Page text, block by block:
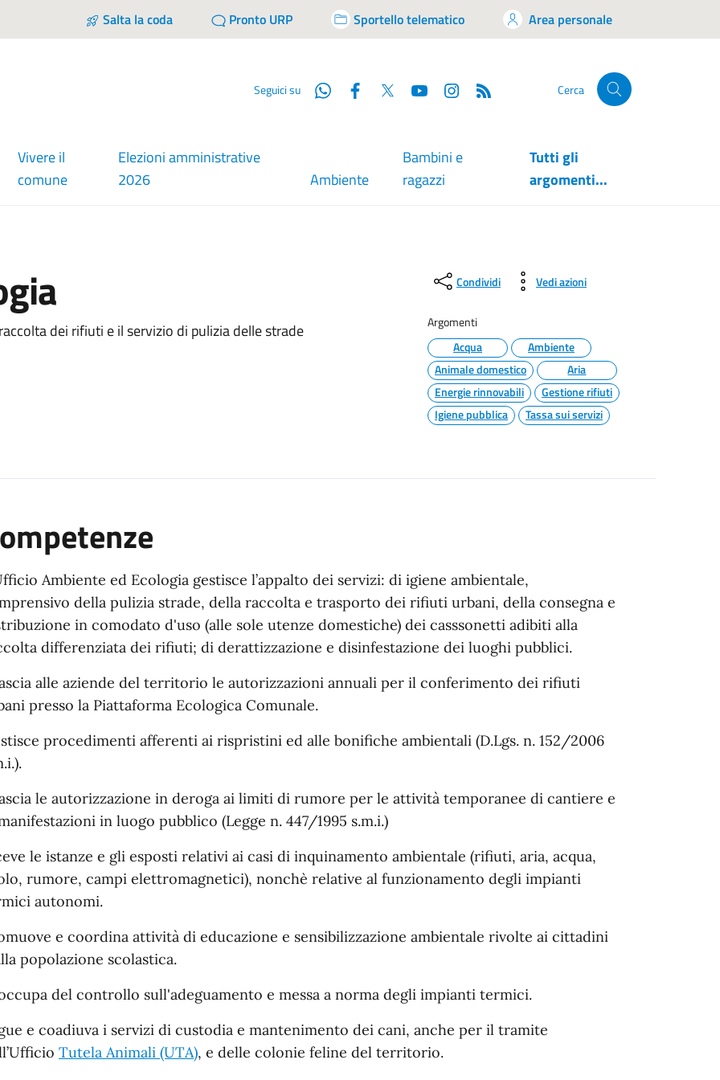
Salta la coda Pronto URP Sportello telematico Area personale
Seguici su WhatsappFacebook
Twitter YouTube Cerca
Vivere il
comune
Elezioni amministrative
2026
Ambiente
Bambini e
ragazzi
Tutti gli
argomenti...
dei rifiuti e il servizio di pulizia delle strade
Condividi Vedi azioni
Argomenti
Acqua
Ambiente
Animale domestico
Aria
Energie rinnovabili
Gestione rifiuti
Igiene pubblica
Tassa sui servizi
Ambiente ed Ecologia gestisce l’appalto dei servizi: di igiene ambientale,
della pulizia strade, della raccolta e trasporto dei rifiuti urbani, della consegna e
in comodato d'uso (alle sole utenze domestiche) dei casssonetti adibiti alla
differenziata dei rifiuti; di derattizzazione e disinfestazione dei luoghi pubblici.
alle aziende del territorio le autorizzazioni annuali per il conferimento dei rifiuti
presso la Piattaforma Ecologica Comunale.
procedimenti afferenti ai rispristini ed alle bonifiche ambientali (D.Lgs. n. 152/2006
le autorizzazione in deroga ai limiti di rumore per le attività temporanee di cantiere e
in luogo pubblico (Legge n. 447/1995 s.m.i.)
le istanze e gli esposti relativi ai casi di inquinamento ambientale (rifiuti, aria, acqua,
rumore, campi elettromagnetici), nonchè relative al funzionamento degli impianti
autonomi.
e coordina attività di educazione e sensibilizzazione ambientale rivolte ai cittadini
popolazione scolastica.
del controllo sull'adeguamento e messa a norma degli impianti termici.
e coadiuva i servizi di custodia e mantenimento dei cani, anche per il tramite
Tutela Animali (UTA), e delle colonie feline del territorio.